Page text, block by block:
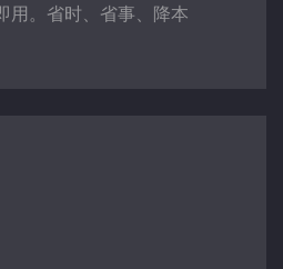
用。省时、省事、降本